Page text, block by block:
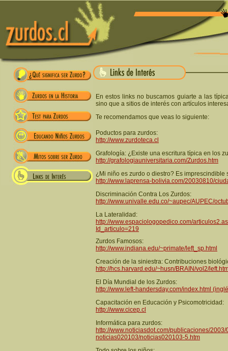
En estos links no buscamos guiarte a las
sino que a sitios de interés con artículos
Te recomendamos que veas lo siguiente:
Poductos para zurdos:
http://www.zurdoteca.cl
Grafología: ¿Existe una escritura típica en los
http://grafologiauniversitaria.com/Zurdos.htm
¿Mi niño es zurdo o diestro? Es imprescindible
http://www.laprensa-bolivia.com/20030810/
Discriminación Contra Los Zurdos:
http://www.univalle.edu.co/~aupec/AUPEC/
La Lateralidad:
http://www.espaciologopedico.com/
Id_articulo=219
Zurdos Famosos:
http://www.indiana.edu/~primate/left_sp.html
Creación de la siniestra: Contribuciones
http://hcs.harvard.edu/~husn/BRAIN/vol2/
El Día Mundial de los Zurdos:
http://www.left-handersday.com/index.html
Capacitación en Educación y Psicomotricidad:
http://www.cicep.cl
Informática para zurdos:
http://www.noticiasdot.com/publicaciones/
noticias020103/noticias020103-5.htm